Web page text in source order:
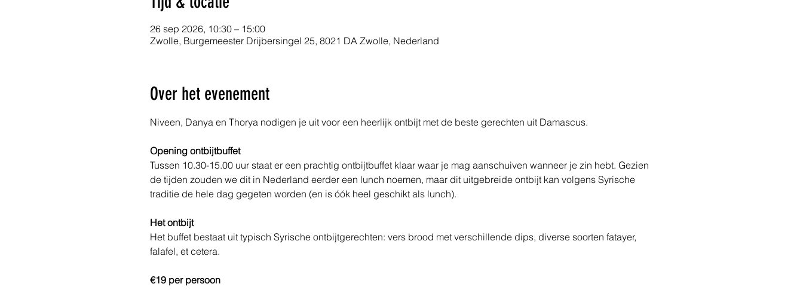
26 sep 2026, 10:30 – 15:00
Zwolle, Burgemeester Drijbersingel 25, 8021 DA Zwolle, Nederland
Over het evenement
Niveen, Danya en Thorya nodigen je uit voor een heerlijk ontbijt met de beste gerechten uit Damascus.
Opening ontbijtbuffet
Tussen 10.30-15.00 uur staat er een prachtig ontbijtbuffet klaar waar je mag aanschuiven wanneer je zin hebt. Gezien
de tijden zouden we dit in Nederland eerder een lunch noemen, maar dit uitgebreide ontbijt kan volgens Syrische
traditie de hele dag gegeten worden (en is óók heel geschikt als lunch).
Het ontbijt
Het buffet bestaat uit typisch Syrische ontbijtgerechten: vers brood met verschillende dips, diverse soorten fatayer,
falafel, et cetera.
€19 per persoon